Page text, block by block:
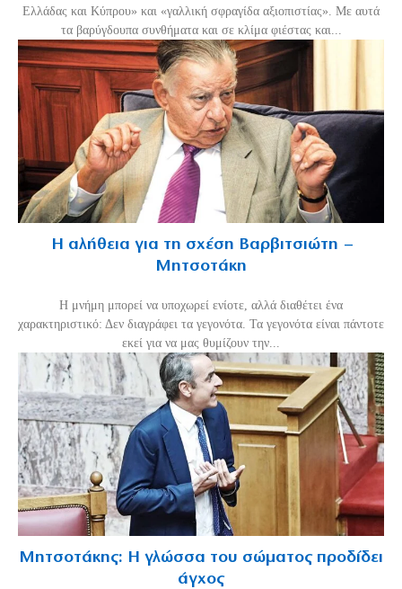
Ελλάδας και Κύπρου» και «γαλλική σφραγίδα αξιοπιστίας». Με αυτά
τα βαρύγδουπα συνθήματα και σε κλίμα φιέστας και...
Η αλήθεια για τη σχέση Βαρβιτσιώτη –
Μητσοτάκη
H μνήμη μπορεί να υποχωρεί ενίοτε, αλλά διαθέτει ένα
χαρακτηριστικό: Δεν διαγράφει τα γεγονότα. Τα γεγονότα είναι πάντοτε
εκεί για να μας θυμίζουν την...
Μητσοτάκης: Η γλώσσα του σώματος προδίδει
άγχος